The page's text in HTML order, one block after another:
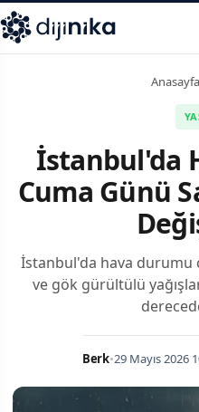
,Marmara Mahallesi,
Anasayfa
İstanbul'da
Cuma Günü
İstanbul'da hava durumu
ve gök gürültülü
Berk•29 Mayıs 2026